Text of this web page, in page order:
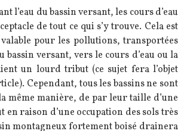
l’eau du bassin versant, les cours d’eau
de tout ce qui s’y trouve. Cela est
pour les pollutions, transportées
bassin versant, vers le cours d’eau ou la
un lourd tribut (ce sujet fera l’objet
Cependant, tous les bassins ne sont
même manière, de par leur taille d’une
en raison d’une occupation des sols très
montagneux fortement boisé drainera